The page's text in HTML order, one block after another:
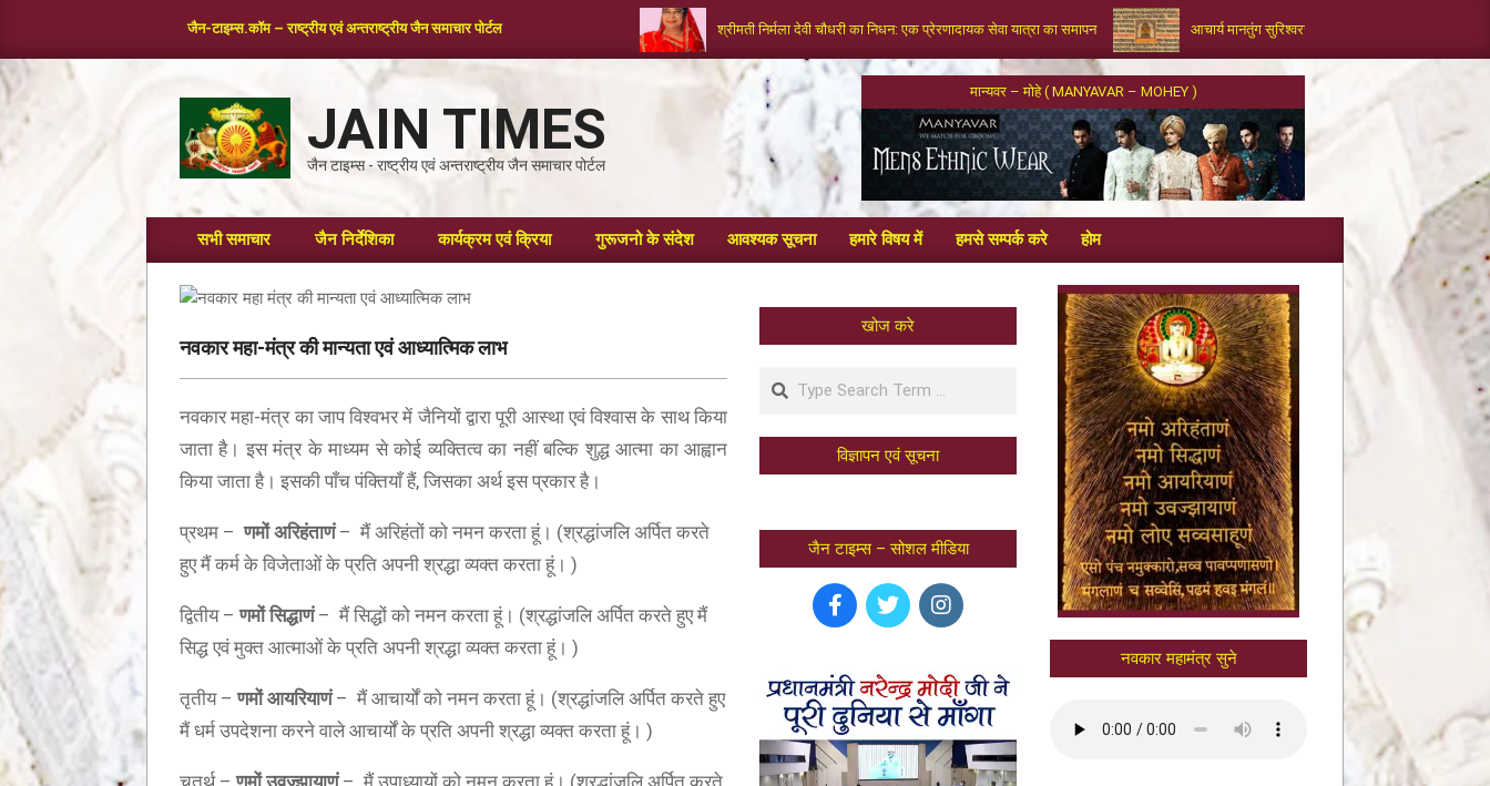
जैन-टाइम्स.कॉम – राष्ट्रीय एवं अन्तराष्ट्रीय जैन समाचार पोर्टल श्रीमती निर्मला देवी चौधरी का निधन: एक प्रेरणादायक सेवा यात्रा का समापन आचार्य मानतुंग सुरिश्वरजी द्वारा रचित भक्तामर का आलौकिक
JAIN TIMES
जैन टाइम्स - राष्ट्रीय एवं अन्तराष्ट्रीय जैन समाचार पोर्टल
मान्यवर – मोहे ( MANYAVAR – MOHEY )
सभी समाचार जैन निर्देशिका कार्यक्रम एवं क्रिया गुरूजनो के संदेश आवश्यक सूचना हमारे विषय में हमसे सम्पर्क करे होम
नवकार महा-मंत्र की मान्यता एवं आध्यात्मिक लाभ
नवकार महा-मंत्र का जाप विश्वभर में जैनियों द्वारा पूरी आस्था एवं विश्वास के साथ किया
जाता है। इस मंत्र के माध्यम से कोई व्यक्तित्व का नहीं बल्कि शुद्ध आत्मा का आह्वान
किया जाता है। इसकी पाँच पंक्तियाँ हैं, जिसका अर्थ इस प्रकार है।
प्रथम – णमों अरिहंताणं– मैं अरिहंतों को नमन करता हूं। (श्रद्धांजलि अर्पित करते
हुए मैं कर्म के विजेताओं के प्रति अपनी श्रद्धा व्यक्त करता हूं। )
द्वितीय – णमों सिद्धाणं– मैं सिद्धों को नमन करता हूं। (श्रद्धांजलि अर्पित करते हुए मैं
सिद्ध एवं मुक्त आत्माओं के प्रति अपनी श्रद्धा व्यक्त करता हूं। )
तृतीय – णमों आयरियाणं– मैं आचार्यों को नमन करता हूं। (श्रद्धांजलि अर्पित करते हुए
मैं धर्म उपदेशना करने वाले आचार्यों के प्रति अपनी श्रद्धा व्यक्त करता हूं। )
चतुर्थ – णमों उवज्झायाणं– मैं उपाध्यायों को नमन करता हूं। (श्रद्धांजलि अर्पित करते
खोज करे
विज्ञापन एवं सूचना
स्तोत्र – BHAKTAMAR STOTRA – आचार्य
द्वारा
सुशीला देवी बांठिया (SUSHILA DEVI BANTHIA)
जैन टाइम्स – सोशल मीडिया
नवकार महामंत्र सुने